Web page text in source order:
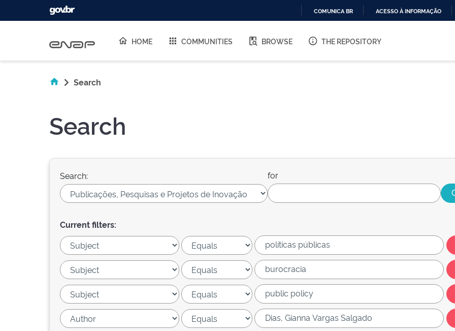
O
COMUNICA BR ACESSO À INFORMAÇÃO
HOME COMMUNITIES BROWSE THE REPOSITORY
Search
Search
Search: for
Current filters: